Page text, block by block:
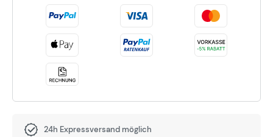
24h Expressversand möglich